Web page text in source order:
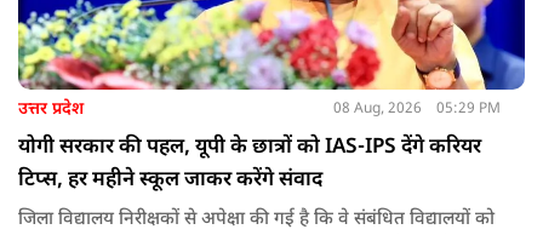
उत्तर प्रदेश 08 Aug, 2026 05:29 PM
योगी सरकार की पहल, यूपी के छात्रों को IAS-IPS देंगे करियर
टिप्स, हर महीने स्कूल जाकर करेंगे संवाद
जिला विद्यालय निरीक्षकों से अपेक्षा की गई है कि वे संबंधित विद्यालयों को